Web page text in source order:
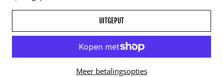
UITGEPUT
Meer betalingsopties